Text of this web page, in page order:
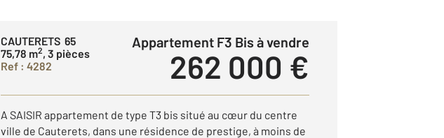
CAUTERETS 65
75,78 m2, 3 pièces
Ref : 4282
Appartement F3 Bis à vendre
262 000 €
A SAISIR appartement de type T3 bis situé au cœur du centre
ville de Cauterets, dans une résidence de prestige, à moins de